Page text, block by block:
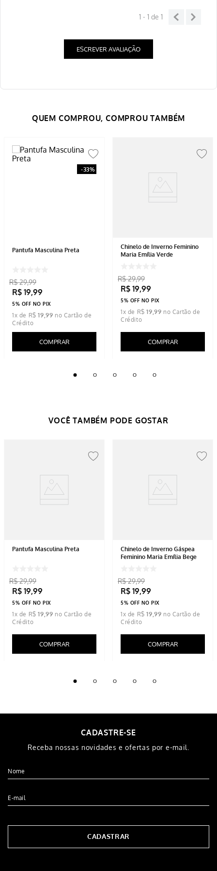
1 - 1de 1
ESCREVER AVALIAÇÃO
-33%
Pantufa Masculina Preta
R$ 29,99
R$ 19,99
5% OFF NO PIX
1x de R$ 19,99
COMPRAR
Chinelo de Inverno Feminino
Maria Emília Verde
R$ 29,99
R$ 19,99
5% OFF NO PIX
1x de R$ 19,99
COMPRAR
Pantufa Masculina Preta
R$ 29,99
R$ 19,99
5% OFF NO PIX
1x de R$ 19,99
COMPRAR
Chinelo de Inverno Gáspea
Feminino Maria Emília Bege
R$ 29,99
R$ 19,99
5% OFF NO PIX
1x de R$ 19,99
COMPRAR
CADASTRE-SE
Receba nossas novidades e ofertas por e-mail.
CADASTRAR